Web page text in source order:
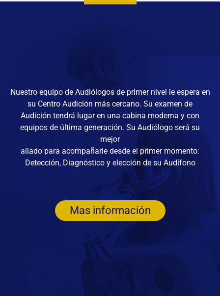
Nuestro equipo de Audiólogos de primer nivel le espera en
su Centro Audición más cercano. Su examen de
Audición tendrá lugar en una cabina moderna y con
equipos de última generación. Su Audiólogo será su
mejor
aliado para acompañarle desde el primer momento:
Detección, Diagnóstico y elección de su Audífono
Mas información